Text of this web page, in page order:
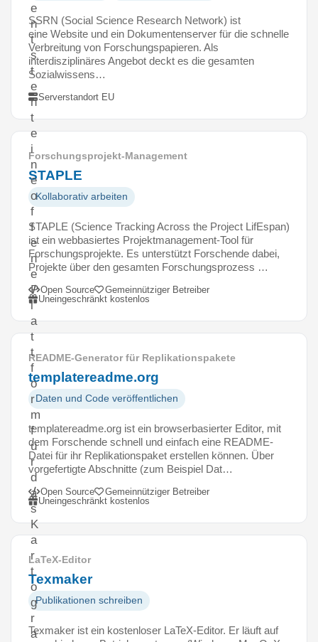
e
n
t
s
t
e
h
t
e
i
n
e
o
f
f
e
n
e
P
l
a
t
t
f
o
r
m
f
ü
r
d
a
s
K
a
r
t
o
g
r
a
SSRN (Social Science Research Network) ist
eine Website und ein Dokumentenserver für die schnelle
Verbreitung von Forschungspapieren. Als
interdisziplinäres Angebot deckt es die gesamten
Sozialwissens…
Serverstandort EU
Forschungsprojekt-Management
STAPLE
Kollaborativ arbeiten
STAPLE (Science Tracking Across the Project LifEspan)
ist ein webbasiertes Projektmanagement-Tool für
Forschungsprojekte. Es unterstützt Forschende dabei,
Projekte über den gesamten Forschungsprozess …
Open Source
Gemeinnütziger Betreiber
Uneingeschränkt kostenlos
README-Generator für Replikationspakete
templatereadme.org
Daten und Code veröffentlichen
templatereadme.org ist ein browserbasierter Editor, mit
dem Forschende schnell und einfach eine README-
Datei für ihr Replikationspaket erstellen können. Über
vorgefertigte Abschnitte (zum Beispiel Dat…
Open Source
Gemeinnütziger Betreiber
Uneingeschränkt kostenlos
LaTeX-Editor
Texmaker
Publikationen schreiben
Texmaker ist ein kostenloser LaTeX-Editor. Er läuft auf